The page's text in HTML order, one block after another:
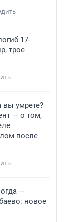
17-
трое
вы умрете?
— о том,
после
—
новое